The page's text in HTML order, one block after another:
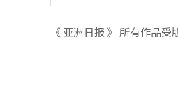
《 亚洲日报 》 所有作品